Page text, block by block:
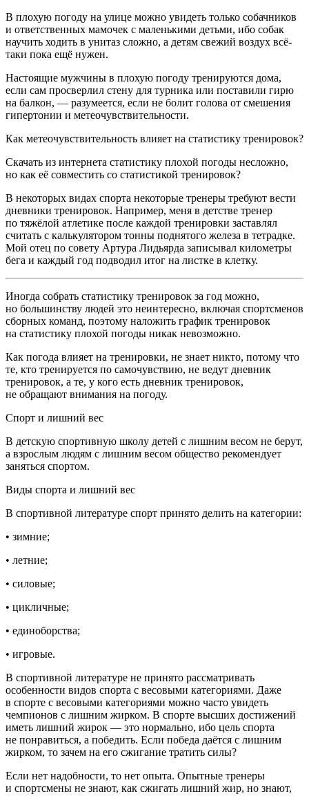
В плохую погоду на улице можно увидеть только собачников
и ответственных мамочек с маленькими детьми, ибо собак
научить ходить в унитаз сложно, а детям свежий воздух всё-
таки пока ещё нужен.
Настоящие мужчины в плохую погоду тренируются дома,
если сам просверлил стену для турника или поставили гирю
на балкон, — разумеется, если не болит голова от смешения
гипертонии и метеочувствительности.
Как метеочувствительность влияет на статистику тренировок?
Скачать из интернета статистику плохой погоды несложно,
но как её совместить со статистикой тренировок?
В некоторых видах спорта некоторые тренеры требуют вести
дневники тренировок. Например, меня в детстве тренер
по тяжёлой атлетике после каждой тренировки заставлял
считать с калькулятором тонны поднятого железа в тетрадке.
Мой отец по совету Артура Лидьярда записывал километры
бега и каждый год подводил итог на листке в клетку.
Иногда собрать статистику тренировок за год можно,
но большинству людей это неинтересно, включая спортсменов
сборных команд, поэтому наложить график тренировок
на статистику плохой погоды никак невозможно.
Как погода влияет на тренировки, не знает никто, потому что
те, кто тренируется по самочувствию, не ведут дневник
тренировок, а те, у кого есть дневник тренировок,
не обращают внимания на погоду.
Спорт и лишний вес
В детскую спортивную школу детей с лишним весом не берут,
а взрослым людям с лишним весом общество рекомендует
заняться спортом.
Виды спорта и лишний вес
В спортивной литературе спорт принято делить на категории:
• зимние;
• летние;
• силовые;
• цикличные;
• единоборства;
• игровые.
В спортивной литературе не принято рассматривать
особенности видов спорта с весовыми категориями. Даже
в спорте с весовыми категориями можно часто увидеть
чемпионов с лишним жирком. В спорте высших достижений
иметь лишний жирок — это нормально, ибо цель спорта
не понравиться, а победить. Если победа даётся с лишним
жирком, то зачем на его сжигание тратить силы?
Если нет надобности, то нет опыта. Опытные тренеры
и спортсмены не знают, как сжигать лишний жир, но знают,